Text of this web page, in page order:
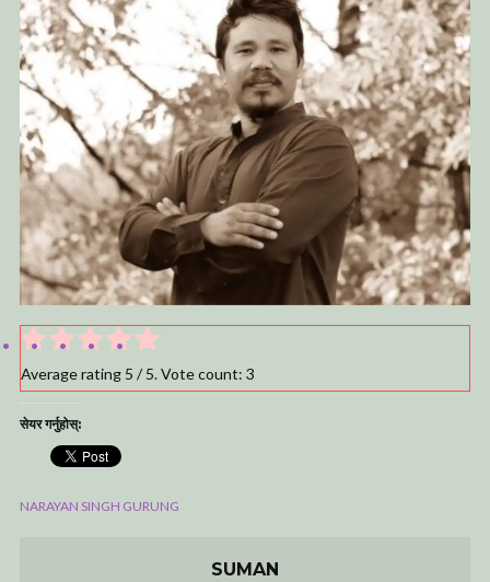
Average rating 5 / 5. Vote count: 3
सेयर गर्नुहोस्:
NARAYAN SINGH GURUNG
SUMAN